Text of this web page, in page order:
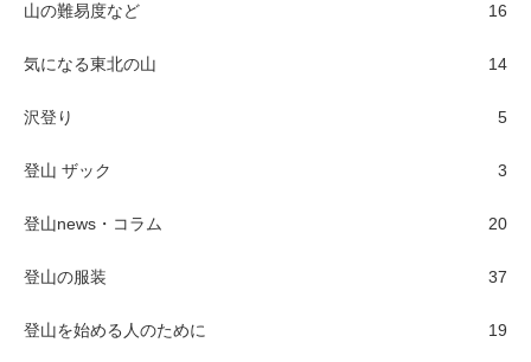
山の難易度など 16
気になる東北の山 14
沢登り 5
登山 ザック 3
登山news・コラム 20
登山の服装 37
登山を始める人のために 19